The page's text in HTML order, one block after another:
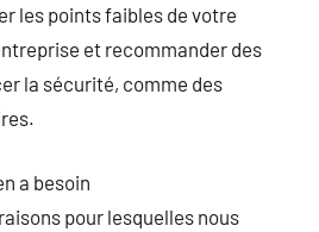
les points faibles de votre
et recommander des
la sécurité, comme des
a besoin
pour lesquelles nous